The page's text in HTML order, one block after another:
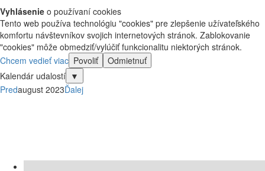
Vyhlásenie o používaní cookies
Tento web používa technológiu "cookies" pre zlepšenie užívateľského
komfortu návštevníkov svojich internetových stránok. Zablokovanie
"cookies" môže obmedziť/vylúčiť funkcionalitu niektorých stránok.
Chcem vedieť viac Povoliť
Odmietnuť
Kalendár udalostí ▼
Predaugust 2023Ďalej